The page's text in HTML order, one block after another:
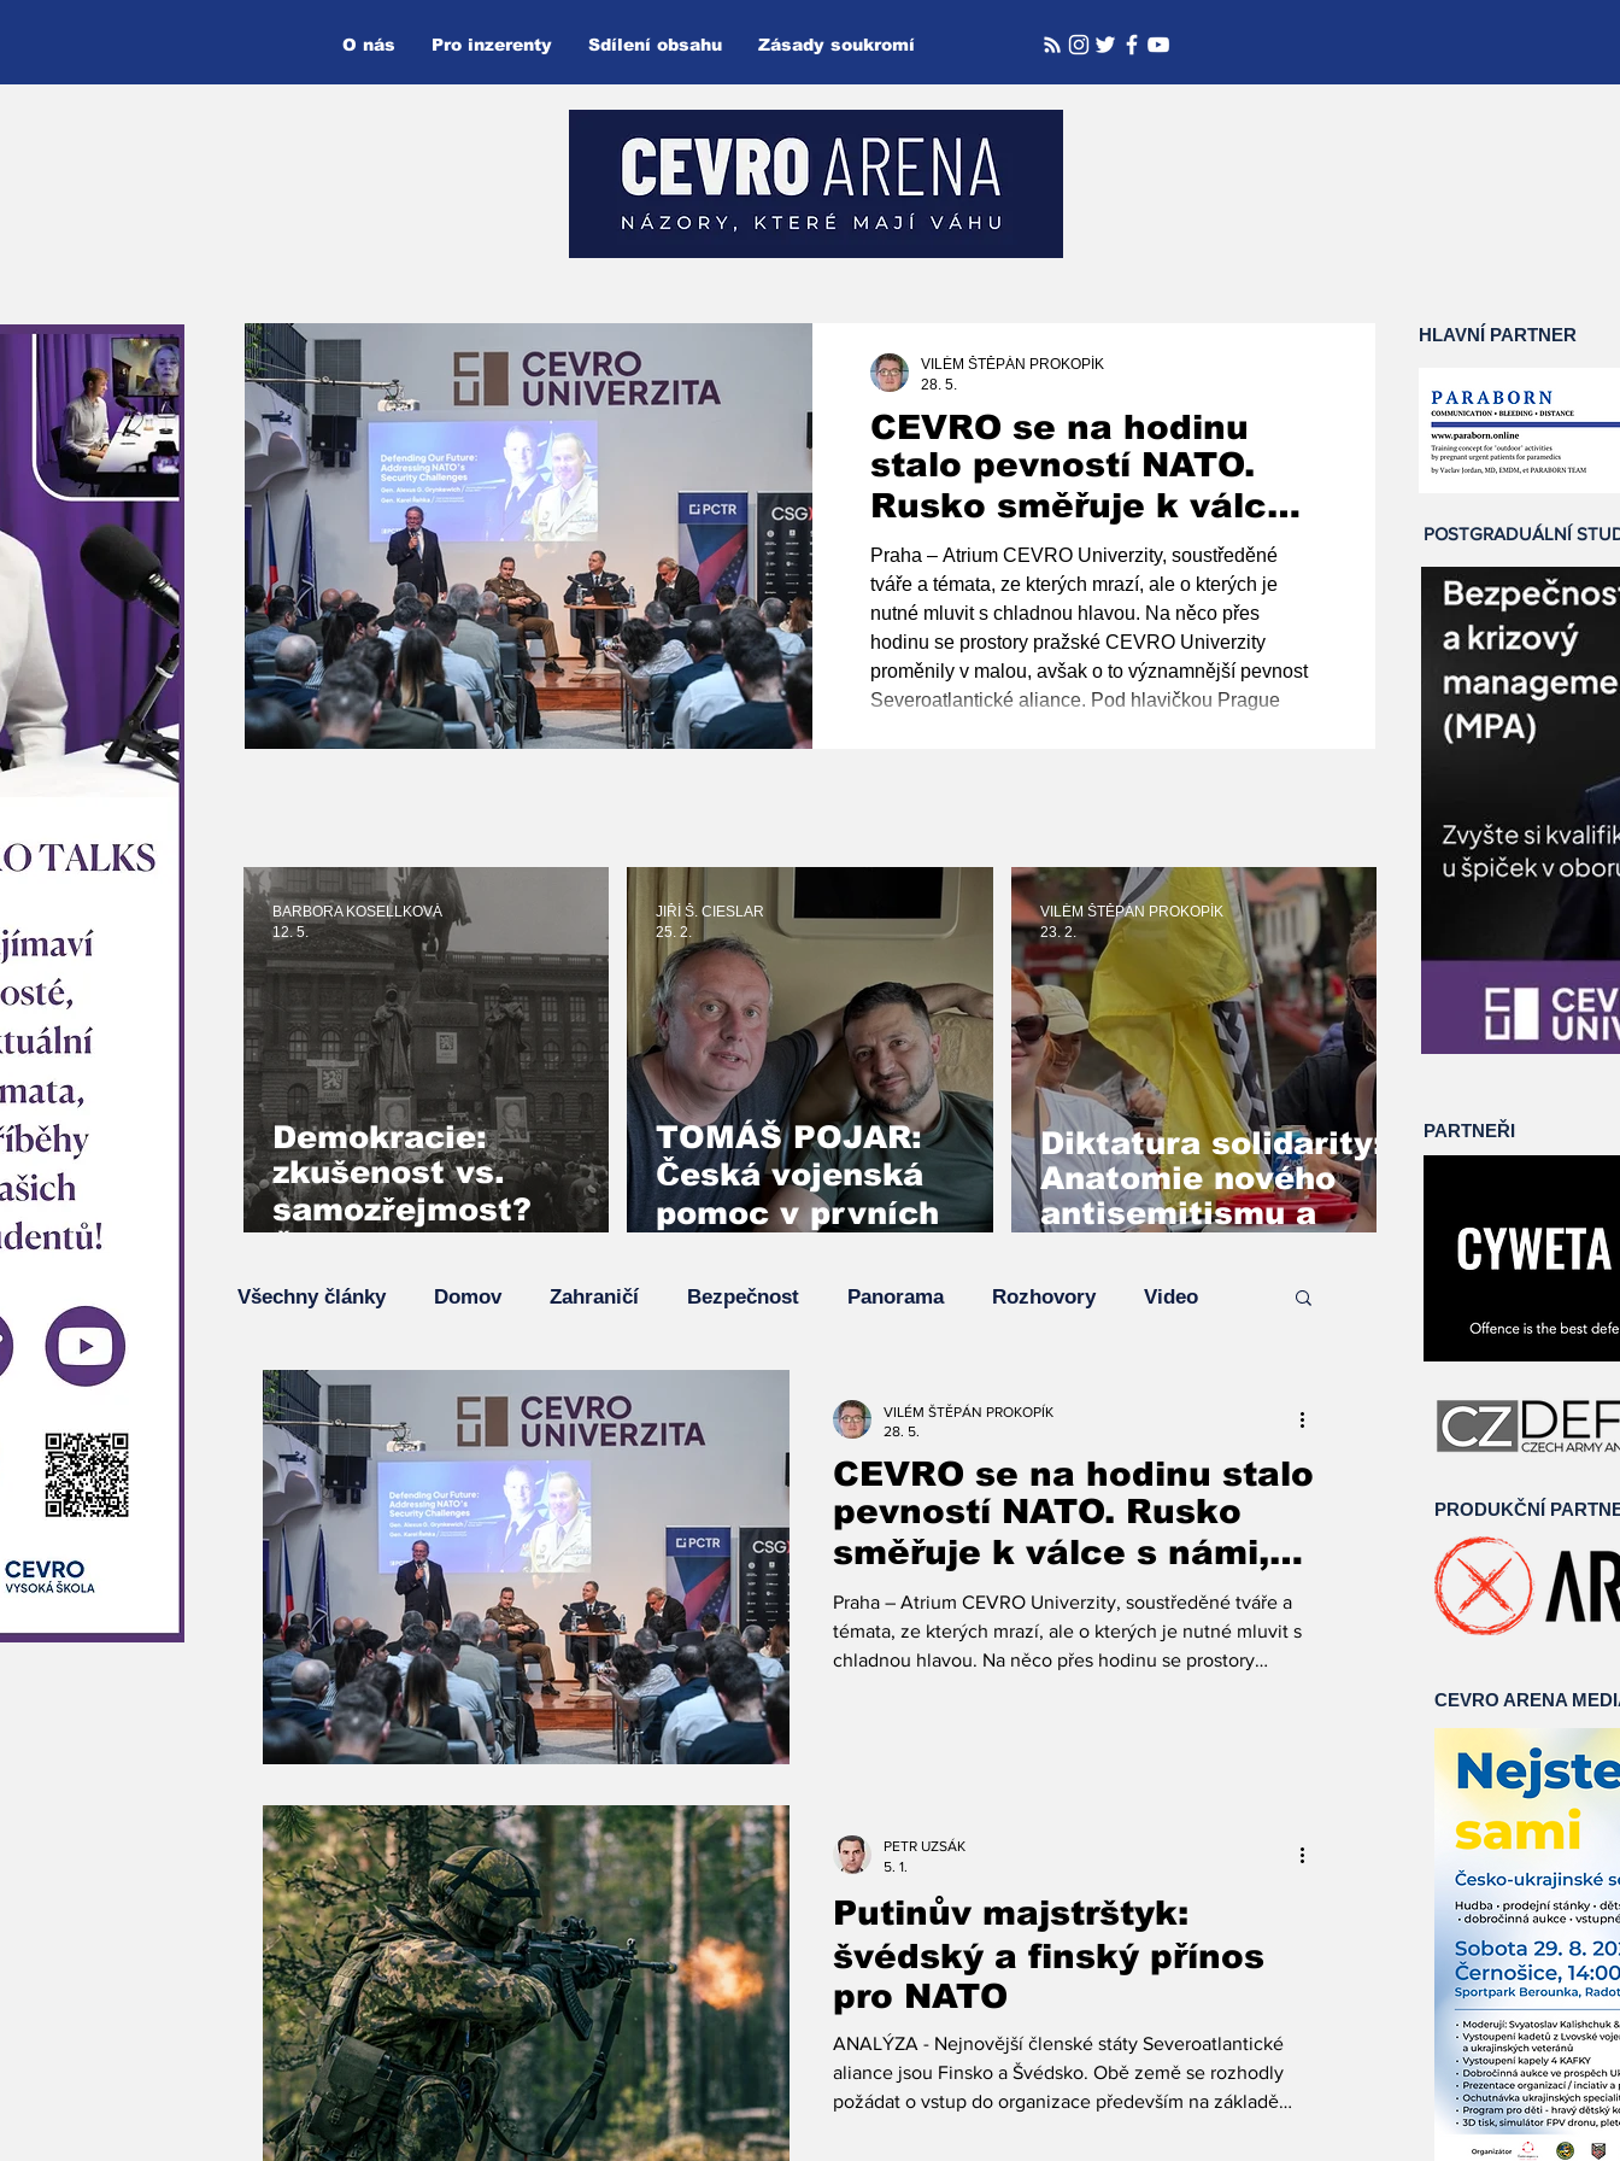
O nás Pro inzerenty Sdílení obsahu Zásady soukromí
CEVRO se na hodinu
stalo pevností NATO.
Rusko směřuje k válce
s námi, chybí nám pocit
naléhavosti, varoval
Řehka
Praha – Atrium CEVRO Univerzity, soustředěné
tváře a témata, ze kterých mrazí, ale o kterých je
nutné mluvit s chladnou hlavou. Na něco přes
hodinu se prostory pražské CEVRO Univerzity
proměnily v malou, avšak o to významnější pevnost
Severoatlantické aliance. Pod hlavičkou Prague
VILÉM ŠTĚPÁN PROKOPÍK
28. 5.
Demokracie:
zkušenost vs.
samozřejmost?
Vladimír Mlynář a
BARBORA KOSELLKOVÁ
12. 5.
TOMÁŠ POJAR:
Česká vojenská
pomoc v prvních
zabránila pádu
Kyjeva
JIŘÍ Š. CIESLAR
25. 2.
Diktatura solidarity:
Anatomie nového
antisemitismu a
myšlení na případu
VILÉM ŠTĚPÁN PROKOPÍK
23. 2.
HLAVNÍ PARTNER
POSTGRADUÁLNÍ
PARTNEŘI
Všechny články Domov Zahraničí Bezpečnost Panorama Rozhovory Video
Podcasty Hlavní zpráva Top zpráva
CEVRO se na hodinu stalo
pevností NATO. Rusko
směřuje k válce s námi,
chybí nám pocit
naléhavosti, varoval
Řehka
Praha – Atrium CEVRO Univerzity, soustředěné tváře a
témata, ze kterých mrazí, ale o kterých je nutné mluvit s
chladnou hlavou. Na něco přes hodinu se prostory
Security Challenges“. O tom, jak čelit současným
hrozbám, d
VILÉM ŠTĚPÁN PROKOPÍK
28. 5.
Putinův majstrštyk:
švédský a finský přínos
pro NATO
ANALÝZA - Nejnovější členské státy Severoatlantické
aliance jsou Finsko a Švédsko. Obě země se rozhodly
požádat o vstup do organizace především na základě
PETR UZSÁK
5. 1.
PRODUKČNÍ
CEVRO ARENA